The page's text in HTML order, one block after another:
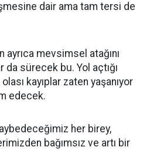
dair ama tam tersi de
mevsimsel atağını
da sürecek bu. Yol açtığı
kayıplar zaten yaşanıyor
edecek.
her birey,
bağımsız ve artı bir